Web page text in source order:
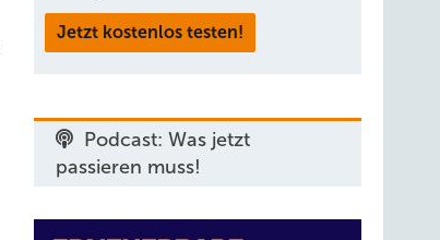
Jetzt kostenlos testen!
Podcast: Was jetzt
passieren muss!